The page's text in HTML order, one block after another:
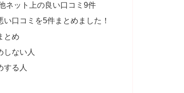
ネット上の良い口コミ9件
口コミを5件まとめました！
とめ
しない人
する人